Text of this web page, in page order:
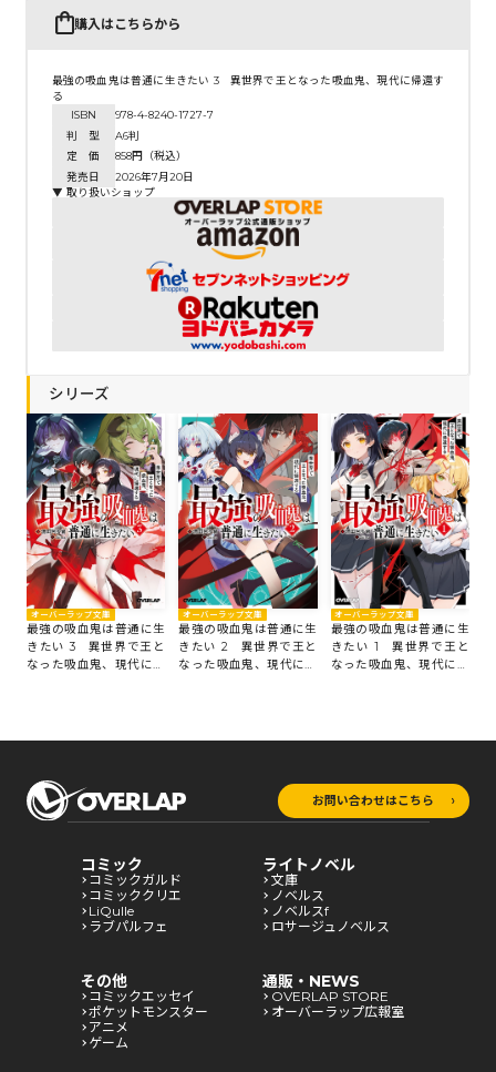
購入はこちらから
最強の吸血鬼は普通に生きたい 3 異世界で王となった吸血鬼、現代に帰還す
る
ISBN
978-4-8240-1727-7
判 型
A6判
定 価
858円（税込）
発売日
2026年7月20日
▼ 取り扱いショップ
シリーズ
オーバーラップ文庫
最強の吸血鬼は普通に生
きたい 3 異世界で王と
なった吸血鬼、現代に帰
オーバーラップ文庫
最強の吸血鬼は普通に生
きたい 2 異世界で王と
なった吸血鬼、現代に帰
オーバーラップ文庫
最強の吸血鬼は普通に生
きたい 1 異世界で王と
なった吸血鬼、現代に帰
お問い合わせはこちら
コミック
コミックガルド
コミッククリエ
LiQulle
ラブパルフェ
ライトノベル
文庫
ノベルス
ノベルスf
ロサージュノベルス
その他
コミックエッセイ
ポケットモンスター
アニメ
ゲーム
通販・NEWS
OVERLAP STORE
オーバーラップ広報室